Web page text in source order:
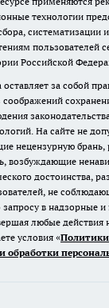
технологии
систематизации
пользователей
Российской
за собой
На сайте не
нецензурную
возбуждающие
достоинства,
не
в надзорные
любые действия
условия «Политики
обработки